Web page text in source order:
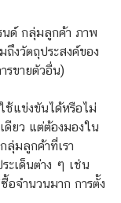
ด์ กลุ่มลูกค้า ภาพ
ถึงวัตถุประสงค์ของ
รขายตัวอื่น)
ช้แข่งขันได้หรือไม่
ดียว แต่ต้องมองใน
ลุ่มลูกค้าที่เรา
ะเด็นต่าง ๆ เช่น
จำนวนมาก การตั้ง